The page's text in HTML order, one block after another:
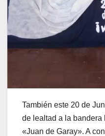
También este 20 de
de lealtad a la
«Juan de Garay». A